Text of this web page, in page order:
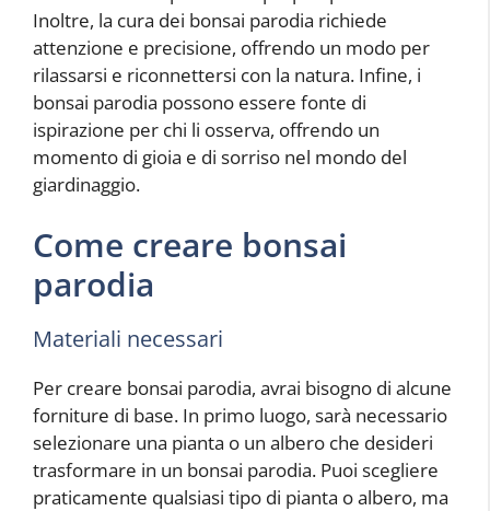
Inoltre, la cura dei bonsai parodia richiede
attenzione e precisione, offrendo un modo per
rilassarsi e riconnettersi con la natura. Infine, i
bonsai parodia possono essere fonte di
ispirazione per chi li osserva, offrendo un
momento di gioia e di sorriso nel mondo del
giardinaggio.
Come creare bonsai
parodia
Materiali necessari
Per creare bonsai parodia, avrai bisogno di alcune
forniture di base. In primo luogo, sarà necessario
selezionare una pianta o un albero che desideri
trasformare in un bonsai parodia. Puoi scegliere
praticamente qualsiasi tipo di pianta o albero, ma